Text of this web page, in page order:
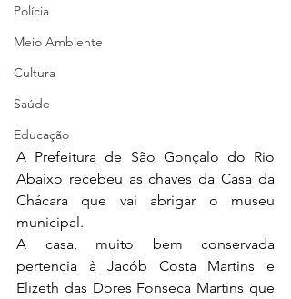
Polícia
Meio Ambiente
Cultura
Saúde
Educação
A Prefeitura de São Gonçalo do Rio
Abaixo recebeu as chaves da Casa da
Chácara que vai abrigar o museu
municipal.
A casa, muito bem conservada
pertencia à Jacób Costa Martins e
Elizeth das Dores Fonseca Martins que